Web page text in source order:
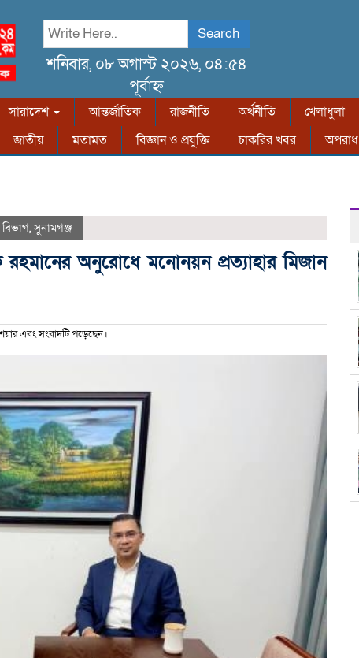
Search
শনিবার, ০৮ অগাস্ট ২০২৬, ০৪:৫৪
পূর্বাহ্ন
সারাদেশ আন্তর্জাতিক রাজনীতি অর্থনীতি খেলাধুলা
জাতীয় মতামত বিজ্ঞান ও প্রযুক্তি চাকরির খবর অপরাধ
,সুনামগঞ্জ
রহমানের অনুরোধে মনোনয়ন প্রত্যাহার মিজান
এবং সংবাদটি পড়েছেন।